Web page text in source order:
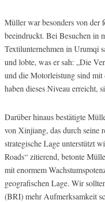
Müller war besonders von der
beeindruckt. Bei Besuchen in
Textilunternehmen in Urumqi
und lobte, was er sah: „Die
und die Motorleistung sind mit
haben dieses Niveau erreicht,
Darüber hinaus bestätigte
von Xinjiang, das durch seine
strategische Lage unterstützt
Roads“ zitierend, betonte
mit enormem
geografischen Lage. Wir
(BRI) mehr Aufmerksamkeit